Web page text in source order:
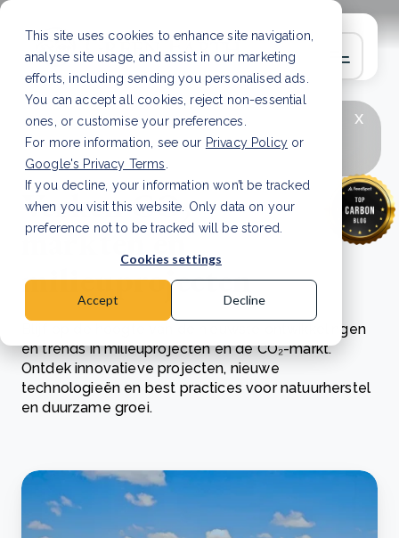
This site uses cookies to enhance site navigation,
analyse site usage, and assist in our marketing
efforts, including sending you personalised ads.
You can accept all cookies, reject non-essential
ones, or customise your preferences.
For more information, see our Privacy Policy or
Google's Privacy Terms
If you decline, your information won’t be tracked
when you visit this website. Only data on your
preference not to be tracked will be stored.
Cookies settings
Accept Decline
x
LAATSTE ARTIKEL
CSRD en uw positie als
leverancier: wat verandert er in 2026?Lees
artikel
Verken CO₂-
markten en
milieuprojecten
Blijf op de hoogte van de nieuwste ontwikkelingen
en trends in milieuprojecten en de CO₂-markt.
Ontdek innovatieve projecten, nieuwe
technologieën en best practices voor natuurherstel
en duurzame groei.